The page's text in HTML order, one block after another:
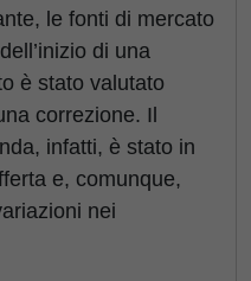
le fonti di mercato
di una
è stato valutato
correzione. Il
infatti, è stato in
e, comunque,
nei